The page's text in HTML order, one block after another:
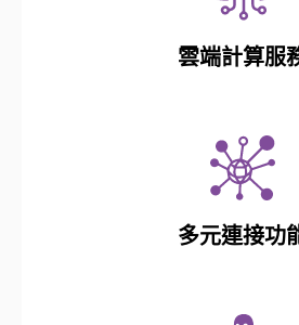
雲端計算服
多元連接功